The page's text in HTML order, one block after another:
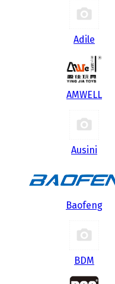
Adile
AMWELL
Ausini
Baofeng
BDM